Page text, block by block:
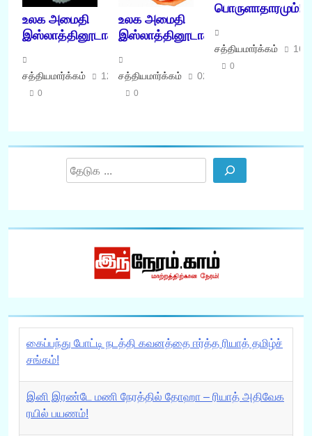
உலக அமைதி
இஸ்லாத்தினூடாக
சத்தியமார்க்கம் 12/08/2009
0
உலக அமைதி
இஸ்லாத்தினூடாக
சத்தியமார்க்கம் 02/07/2009
0
பொருளாதாரமும்!
சத்தியமார்க்கம் 16/
0
கைப்பந்து போட்டி நடத்தி கவனத்தை ஈர்த்த ரியாத் தமிழ்ச்
சங்கம்!
இனி இரண்டே மணி நேரத்தில் தோஹா – ரியாத் அதிவேக
ரயில் பயணம்!